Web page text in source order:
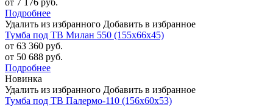
от 7 176 руб.
Подробнее
Удалить из избранного Добавить в избранное
Тумба под ТВ Милан 550 (155х66х45)
от 63 360 руб.
от 50 688 руб.
Подробнее
Новинка
Удалить из избранного Добавить в избранное
Тумба под ТВ Палермо-110 (156х60х53)